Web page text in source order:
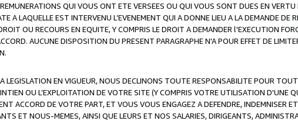
QUI VOUS ONT ETE VERSEES OU QUI VOUS SONT DUES EN
A LAQUELLE EST INTERVENU L’EVENEMENT QUI A DONNE LIEU A LA DEMANDE DE
OU RECOURS EN EQUITE, Y COMPRIS LE DROIT A DEMANDER l'EXECUTION
AUCUNE DISPOSITION DU PRESENT PARAGRAPHE N'A POUR EFFET DE
LEGISLATION EN VIGUEUR, NOUS DECLINONS TOUTE RESPONSABILITE POUR
OU L’EXPLOITATION DE VOTRE SITE (Y COMPRIS VOTRE UTILISATION D'UNE
ACCORD DE VOTRE PART, ET VOUS VOUS ENGAGEZ A DEFENDRE, INDEMNISER
ET NOUS-MEMES, AINSI QUE LEURS ET NOS SALARIES, DIRIGEANTS,